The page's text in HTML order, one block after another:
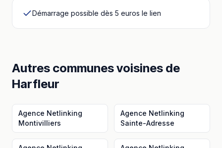
Démarrage possible dès 5 euros le lien
Autres communes voisines de
Harfleur
Agence Netlinking
Montivilliers
Agence Netlinking
Sainte-Adresse